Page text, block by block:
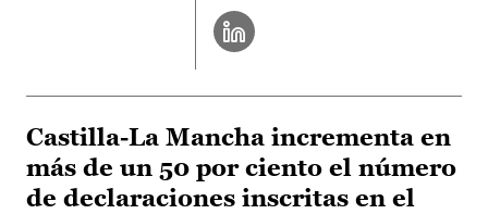
Castilla-La Mancha incrementa en
más de un 50 por ciento el número
de declaraciones inscritas en el